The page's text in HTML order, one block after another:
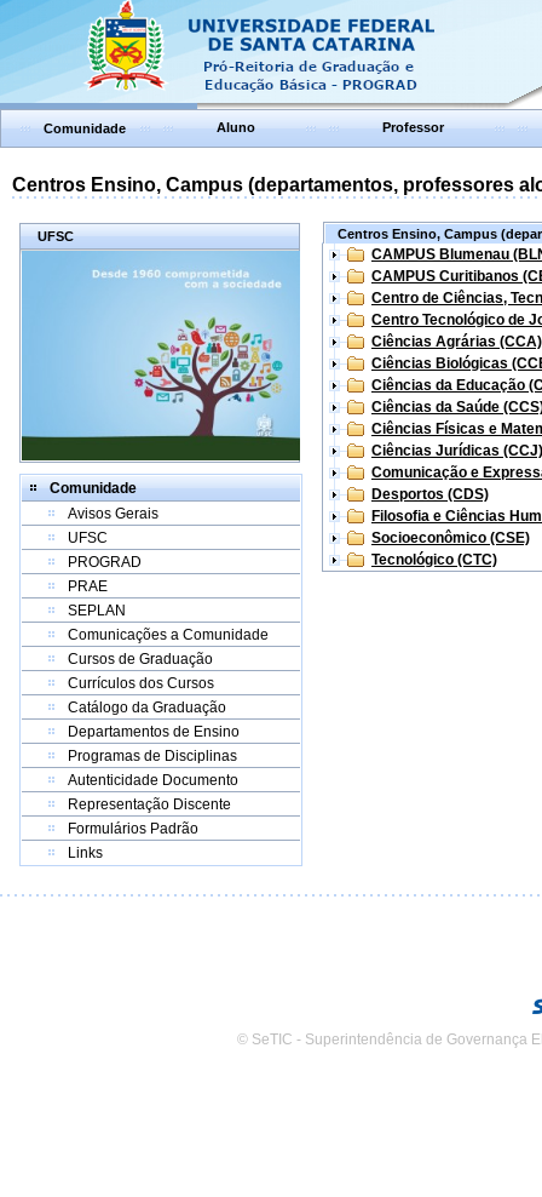
Comunidade Aluno Professor
Centros Ensino, Campus (departamentos, professores
UFSC
Comunidade
Avisos Gerais
UFSC
PROGRAD
PRAE
SEPLAN
Comunicações a Comunidade
Cursos de Graduação
Currículos dos Cursos
Catálogo da Graduação
Departamentos de Ensino
Programas de Disciplinas
Autenticidade Documento
Representação Discente
Formulários Padrão
Links
Centros Ensino, Campus
CAMPUS Blumenau
CAMPUS Curitibanos
Centro de Ciências,
Centro Tecnológico de
Ciências Agrárias (CCA)
Ciências Biológicas
Ciências da Educação
Ciências da Saúde
Ciências Físicas e
Ciências Jurídicas (CCJ)
Comunicação e
Desportos (CDS)
Filosofia e Ciências
Socioeconômico (CSE)
Tecnológico (CTC)
© SeTIC - Superintendência de Governança